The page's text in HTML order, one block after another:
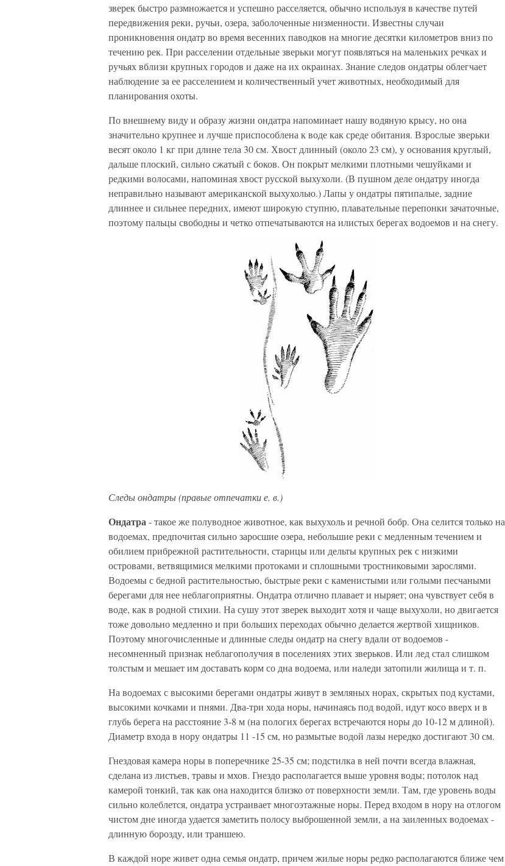
зверек быстро размножается и успешно расселяется, обычно используя в качестве путей
передвижения реки, ручьи, озера, заболоченные низменности. Известны случаи
проникновения ондатр во время весенних паводков на многие десятки километров вниз по
течению рек. При расселении отдельные зверьки могут появляться на маленьких речках и
ручьях вблизи крупных городов и даже на их окраинах. Знание следов ондатры облегчает
наблюдение за ее расселением и количественный учет животных, необходимый для
планирования охоты.
По внешнему виду и образу жизни ондатра напоминает нашу водяную крысу, но она
значительно крупнее и лучше приспособлена к воде как среде обитания. Взрослые зверьки
весят около 1 кг при длине тела 30 см. Хвост длинный (около 23 см), у основания круглый,
дальше плоский, сильно сжатый с боков. Он покрыт мелкими плотными чешуйками и
редкими волосами, напоминая хвост русской выхухоли. (В пушном деле ондатру иногда
неправильно называют американской выхухолью.) Лапы у ондатры пятипалые, задние
длиннее и сильнее передних, имеют широкую ступню, плавательные перепонки зачаточные,
поэтому пальцы свободны и четко отпечатываются на илистых берегах водоемов и на снегу.
Следы ондатры (правые отпечатки е. в.)
Ондатра- такое же полуводное животное, как выхухоль и речной бобр. Она селится только на
водоемах, предпочитая сильно заросшие озера, небольшие реки с медленным течением и
обилием прибрежной растительности, старицы или дельты крупных рек с низкими
островами, ветвящимися мелкими протоками и сплошными тростниковыми зарослями.
Водоемы с бедной растительностью, быстрые реки с каменистыми или голыми песчаными
берегами для нее неблагоприятны. Ондатра отлично плавает и ныряет; она чувствует себя в
воде, как в родной стихии. На сушу этот зверек выходит хотя и чаще выхухоли, но двигается
тоже довольно медленно и при больших переходах обычно делается жертвой хищников.
Поэтому многочисленные и длинные следы ондатр на снегу вдали от водоемов -
несомненный признак неблагополучия в поселениях этих зверьков. Или лед стал слишком
толстым и мешает им доставать корм со дна водоема, или наледи затопили жилища и т. п.
На водоемах с высокими берегами ондатры живут в земляных норах, скрытых под кустами,
высокими кочками и пнями. Два-три хода норы, начинаясь под водой, идут косо вверх и в
глубь берега на расстояние 3-8 м (на пологих берегах встречаются норы до 10-12 м длиной).
Диаметр входа в нору ондатры 11 -15 см, но размытые водой лазы нередко достигают 30 см.
Гнездовая камера норы в поперечнике 25-35 см; подстилка в ней почти всегда влажная,
сделана из листьев, травы и мхов. Гнездо располагается выше уровня воды; потолок над
камерой тонкий, так как она находится близко от поверхности земли. Там, где уровень воды
сильно колеблется, ондатра устраивает многоэтажные норы. Перед входом в нору на отлогом
чистом дне иногда удается заметить полосу выброшенной земли, а на заиленных водоемах -
длинную борозду, или траншею.
В каждой норе живет одна семья ондатр, причем жилые норы редко располагаются ближе чем